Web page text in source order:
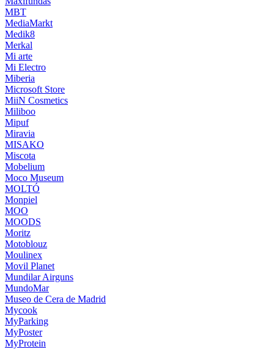
MBT
MediaMarkt
Medik8
Merkal
Mi arte
Mi Electro
Miberia
Microsoft Store
MiiN Cosmetics
Miliboo
Mipuf
Miravia
MISAKO
Miscota
Mobelium
Moco Museum
MOLTÓ
Monpiel
MOO
MOODS
Moritz
Motoblouz
Moulinex
Movil Planet
Mundilar Airguns
MundoMar
Museo de Cera de Madrid
Mycook
MyParking
MyPoster
MyProtein